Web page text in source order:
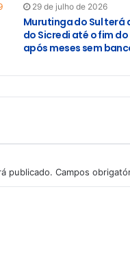
29 de julho de 2026
Murutinga do Sul terá
do Sicredi até o fim
após meses sem
publicado. Campos